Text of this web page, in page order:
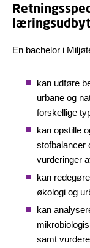
En bachelor i
kan udføre
urbane og
forskellige
kan opstille
stofbalancer
vurderinger
kan
økologi og
kan
samt